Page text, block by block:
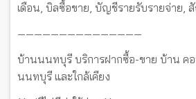
เดือน, บิลซื้อขาย, บัญชีรายรับรายจ่าย,
———————————————
บ้านนนทบุรี บริการฝากซื้อ-ขาย บ้าน คอ
นนทบุรี และใกล้เคียง